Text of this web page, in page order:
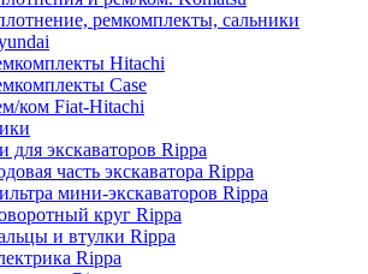
ремкомплекты, сальники
Hitachi
Case
ком Fiat-Hitachi
для экскаваторов Rippa
часть экскаватора Rippa
мини-экскаваторов Rippa
круг Rippa
и втулки Rippa
Rippa